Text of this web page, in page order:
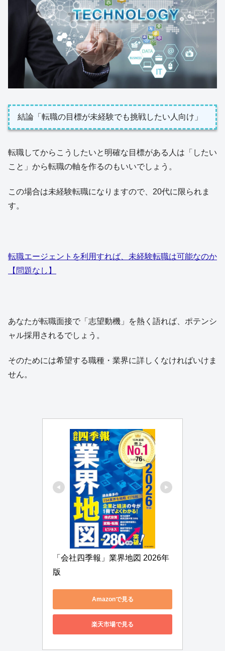
結論「転職の目標が未経験でも挑戦したい人向け」
転職してからこうしたいと明確な目標がある人は「したい
こと」から転職の軸を作るのもいいでしょう。
この場合は未経験転職になりますので、20代に限られま
す。
転職エージェントを利用すれば、未経験転職は可能なのか
【問題なし】
あなたが転職面接で「志望動機」を熱く語れば、ポテンシ
ャル採用されるでしょう。
そのためには希望する職種・業界に詳しくなければいけま
せん。
「会社四季報」業界地図 2026年
版
Amazonで見る
楽天市場で見る